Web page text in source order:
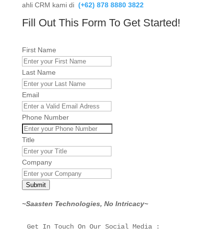
ahli CRM kami di (+62) 878 8880 3822
Fill Out This Form To Get Started!
First Name
Last Name
Email
Phone Number
Title
Company
Submit
~Saasten Technologies, No Intricacy~
Get In Touch On Our Social Media :